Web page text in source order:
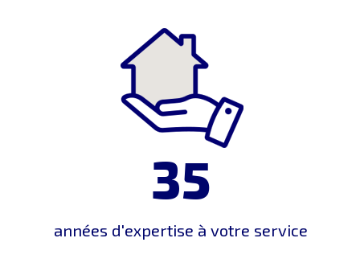
35
années d'expertise à votre service